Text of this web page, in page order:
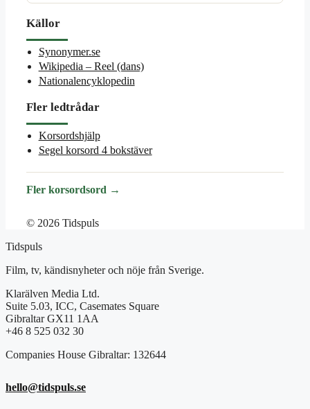
Källor
Synonymer.se
Wikipedia – Reel (dans)
Nationalencyklopedin
Fler ledtrådar
Korsordshjälp
Segel korsord 4 bokstäver
Fler korsordsord →
© 2026 Tidspuls
Tidspuls
Film, tv, kändisnyheter och nöje från Sverige.
Klarälven Media Ltd.
Suite 5.03, ICC, Casemates Square
Gibraltar GX11 1AA
+46 8 525 032 30
Companies House Gibraltar: 132644
hello@tidspuls.se